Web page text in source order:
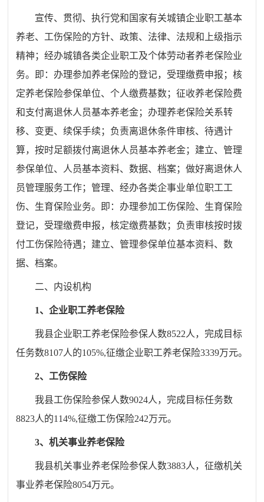
宣传、贯彻、执行党和国家有关城镇企业职工基本
养老、工伤保险的方针、政策、法律、法规和上级指示
精神；经办城镇各类企业职工及个体劳动者养老保险业
务。即：办理参加养老保险的登记，受理缴费申报；核
定养老保险参保单位、个人缴费基数；征收养老保险费
和支付离退休人员基本养老金；办理养老保险关系转
移、变更、续保手续；负责离退休条件审核、待遇计
算，按时足额拨付离退休人员基本养老金；建立、管理
参保单位、人员基本资料、数据、档案；做好离退休人
员管理服务工作；管理、经办各类企事业单位职工工
伤、生育保险业务。即：办理参加工伤保险、生育保险
登记，受理缴费申报，核定缴费基数；负责审核按时拨
付工伤保险待遇；建立、管理参保单位基本资料、数
据、档案。
二、内设机构
1、企业职工养老保险
我县企业职工养老保险参保人数8522人，完成目标
任务数8107人的105%,征缴企业职工养老保险3339万元。
2、工伤保险
我县工伤保险参保人数9024人，完成目标任务数
8823人的114%,征缴工伤保险242万元。
3、机关事业养老保险
我县机关事业养老保险参保人数3883人，征缴机关
事业养老保险8054万元。